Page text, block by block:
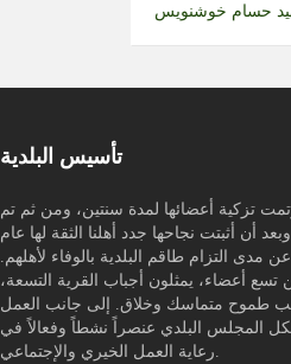
حسام خوشنويس
تأسيس البلدية
البلدية عام 2002 وتمت تزكية أعضائها لمدة سنتين، ومن ثم تم
إنتخابات عام 2004، وبعد أن أثبتت نجاحها جدد أهلنا الثقة لها عام
عن مدى التزام طاقم البلدية بالوفاء لأهلهم.
تسع أعضاء، يمثلون أجباب القرية التسعة،
طموح متماسك وخلاق. إلى جانب العمل
المجلس البلدي عنصراً نشطاً وفعالاً في